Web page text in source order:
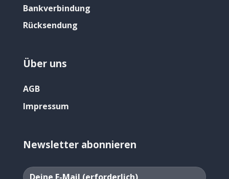
Bankverbindung
Rücksendung
Über uns
AGB
Impressum
Newsletter abonnieren